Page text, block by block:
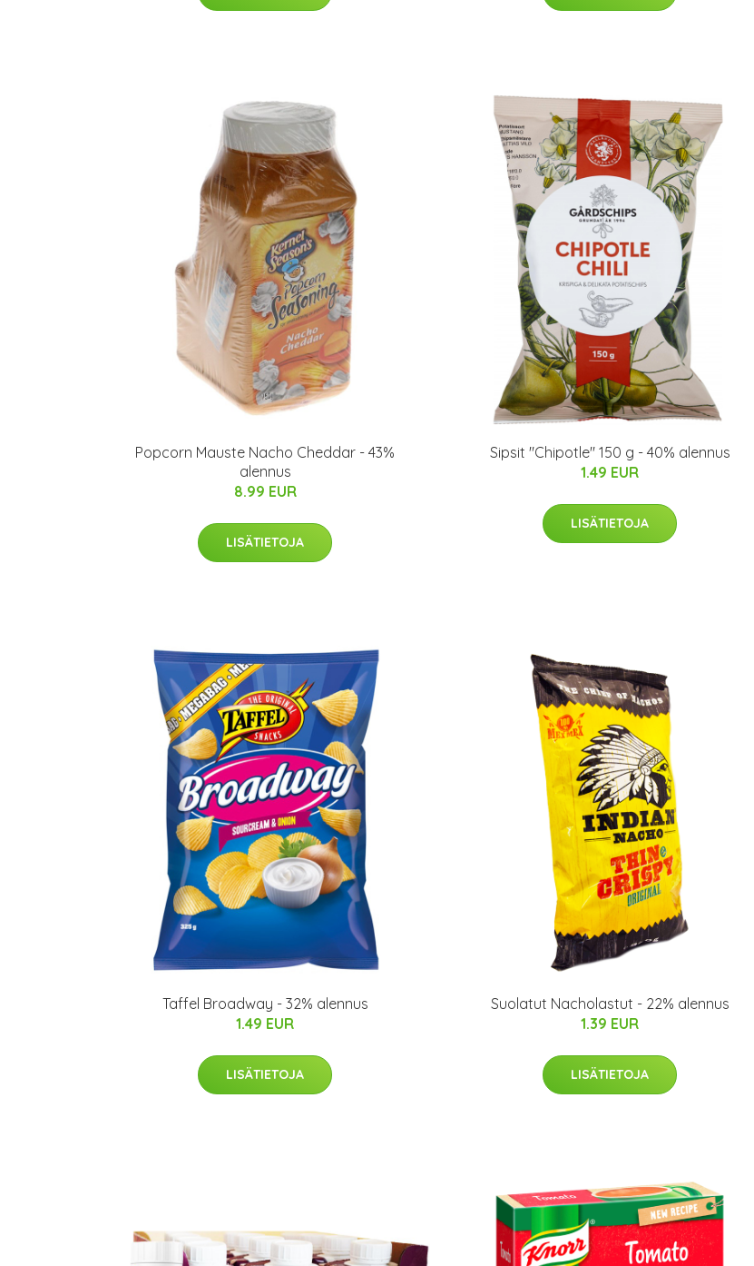
Popcorn Mauste Nacho Cheddar - 43%
alennus
8.99 EUR
LISÄTIETOJA
Sipsit "Chipotle" 150 g - 40% alennus
1.49 EUR
LISÄTIETOJA
Taffel Broadway - 32% alennus
1.49 EUR
LISÄTIETOJA
Suolatut Nacholastut - 22% alennus
1.39 EUR
LISÄTIETOJA